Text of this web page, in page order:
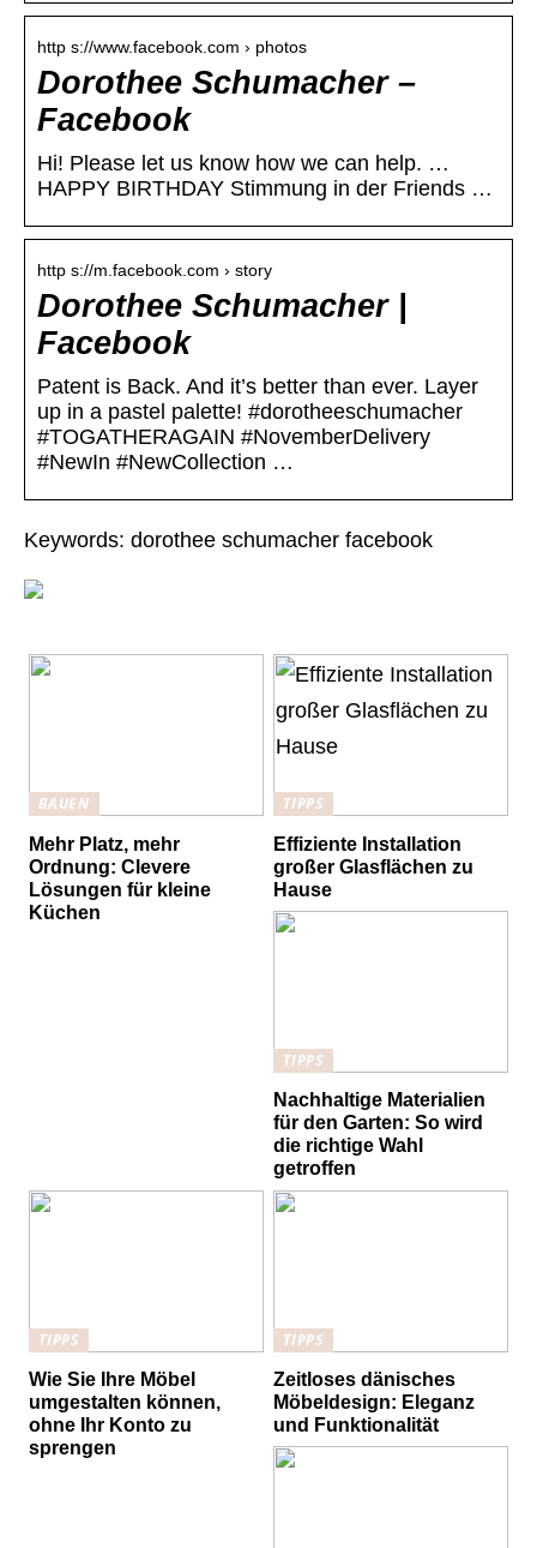
http s://www.facebook.com › photos
Dorothee Schumacher –
Facebook
Hi! Please let us know how we can help. …
HAPPY BIRTHDAY Stimmung in der Friends …
http s://m.facebook.com › story
Dorothee Schumacher |
Facebook
Patent is Back. And it’s better than ever. Layer
up in a pastel palette! #dorotheeschumacher
#TOGATHERAGAIN #NovemberDelivery
#NewIn #NewCollection …
Keywords: dorothee schumacher facebook
BAUEN
Mehr Platz, mehr
Ordnung: Clevere
Lösungen für kleine
Küchen
TIPPS
Effiziente Installation
großer Glasflächen zu
Hause
TIPPS
Nachhaltige Materialien
für den Garten: So wird
die richtige Wahl
getroffen
TIPPS
Wie Sie Ihre Möbel
umgestalten können,
ohne Ihr Konto zu
sprengen
TIPPS
Zeitloses dänisches
Möbeldesign: Eleganz
und Funktionalität